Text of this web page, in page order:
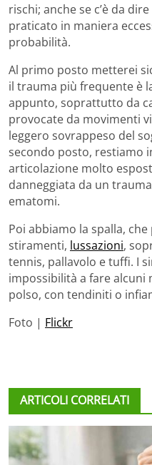
rischi; anche se c’è da
praticato in maniera
probabilità.
Al primo posto metterei
il trauma più frequente è
appunto, soprattutto da
provocate da movimenti
leggero sovrappeso del
secondo posto, restiamo
articolazione molto
danneggiata da un
ematomi.
Poi abbiamo la spalla,
stiramenti, lussazioni,
tennis, pallavolo e tuffi. I
impossibilità a fare
polso, con tendiniti o
Foto | Flickr
ARTICOLI CORRELATI